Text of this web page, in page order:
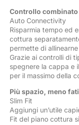
Controllo combinato
Auto Connectivity
Risparmia tempo ed
cottura
permette di
Grazie ai controlli di
spegnere la cappa e
per il massimo della
Più spazio, meno
Slim Fit
Aggiungi un’utile
Fit del piano cottura